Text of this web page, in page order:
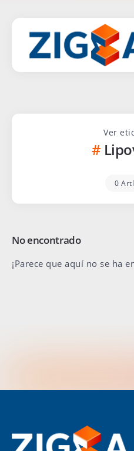
Ver
0
No encontrado
¡Parece que aquí no se ha